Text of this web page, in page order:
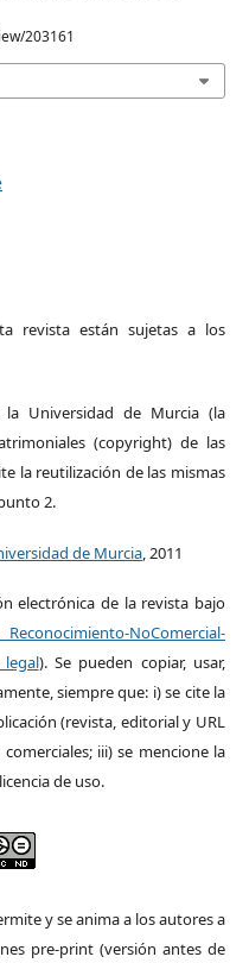
203161
revista están sujetas a los
la Universidad de Murcia (la
(copyright) de las
la reutilización de las mismas
2.
de Murcia, 2011
electrónica de la revista bajo
NoComercial-
). Se pueden copiar, usar,
siempre que: i) se cite la
(revista, editorial y URL
iii) se mencione la
de uso.
y se anima a los autores a
pre-print (versión antes de